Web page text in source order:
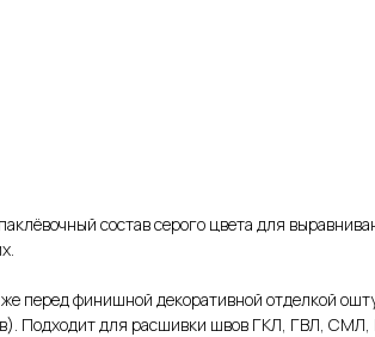
состав серого цвета для
перед финишной декоративной отделкой
Подходит для расшивки швов ГКЛ, ГВЛ,